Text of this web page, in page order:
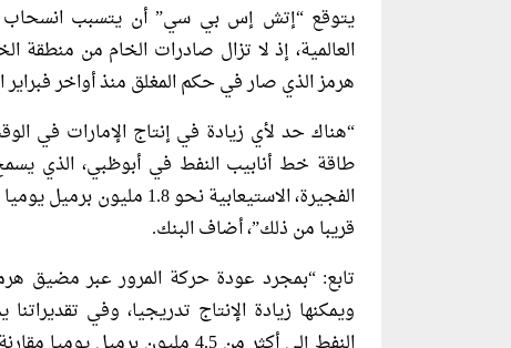
يتوقع “إتش إس بي سي” أن يتسبب انسحاب
العالمية، إذ لا تزال صادرات الخام من
هرمز الذي صار في حكم المغلق منذ أواخر فبراير
“هناك حد ​لأي زيادة في إنتاج الإمارات في
طاقة خط أنابيب النفط في أبوظبي، الذي
الفجيرة، الاستيعابية
قريبا من ​ذلك”، أضاف البنك.
تابع: “بمجرد عودة حركة المرور عبر مضيق
ويمكنها زيادة الإنتاج تدريجيا، وفي